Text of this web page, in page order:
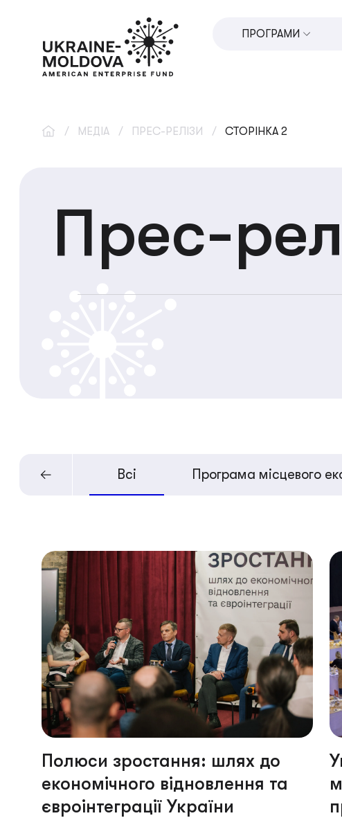
ПРОГРАМИ
РОЗВИТОК МСП
ІННОВАЦІЇ ТА
ПІДТРИМКА
/ МЕДІА / ПРЕС-РЕЛІЗИ / СТОРІНКА 2
Прес-
Всі Програма місцевого
Полюси зростання: шлях до
економічного відновлення та
євроінтеграції України